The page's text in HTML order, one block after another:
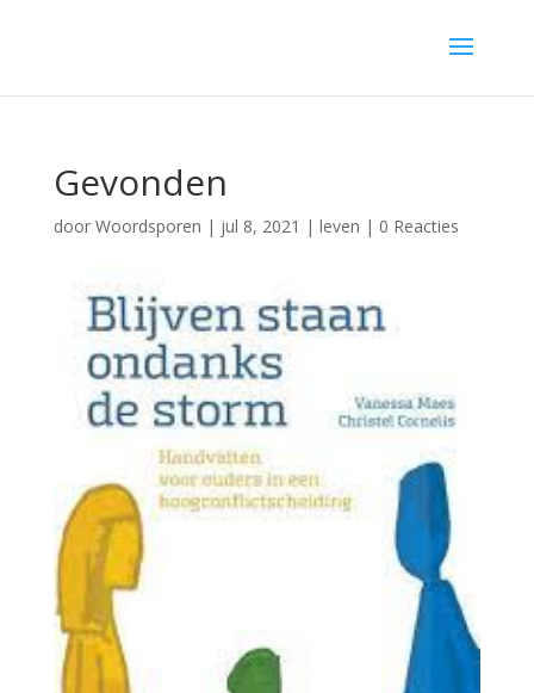
Gevonden
door Woordsporen | jul 8, 2021 | leven | 0 Reacties